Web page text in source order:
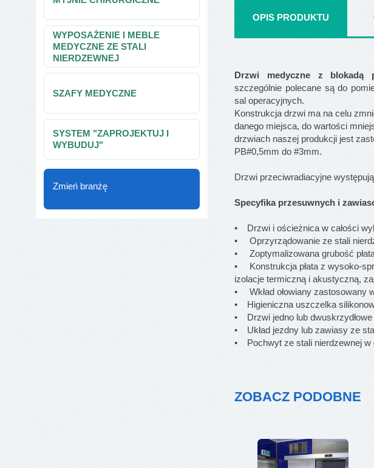
WYPOSAŻENIE I MEBLE
MEDYCZNE ZE STALI
NIERDZEWNEJ
SZAFY MEDYCZNE
SYSTEM "ZAPROJEKTUJ I
WYBUDUJ"
Zmień branżę
OPIS PRODUKTU
Drzwi medyczne z blokadą
szczególnie polecane są do
sal operacyjnych.
Konstrukcja drzwi ma na celu
danego miejsca, do wartości
drzwiach naszej produkcji jest
PB#0,5mm do #3mm.
Drzwi przeciwradiacyjne
Specyfika przesuwnych i
• Drzwi i ościeżnica w całości
• Oprzyrządowanie ze stali
• Zoptymalizowana grubość
• Konstrukcja płata z wysoko-
izolacje termiczną i akustyczną,
• Wkład ołowiany zastosowany
• Higieniczna uszczelka
• Drzwi jedno lub dwuskrzydłowe
• Układ jezdny lub zawiasy ze
• Pochwyt ze stali nierdzewnej w
ZOBACZ PODOBNE